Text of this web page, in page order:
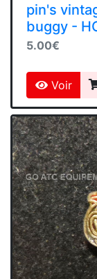
pin's
buggy -
5.00€
Voir